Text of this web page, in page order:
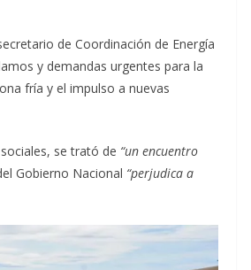
de Coordinación de Energía
y demandas urgentes para la
fría y el impulso a nuevas
se trató de “un encuentro
Gobierno Nacional “perjudica a